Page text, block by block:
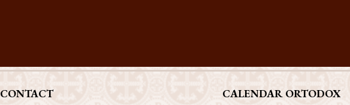
CONTACT CALENDAR ORTODOX